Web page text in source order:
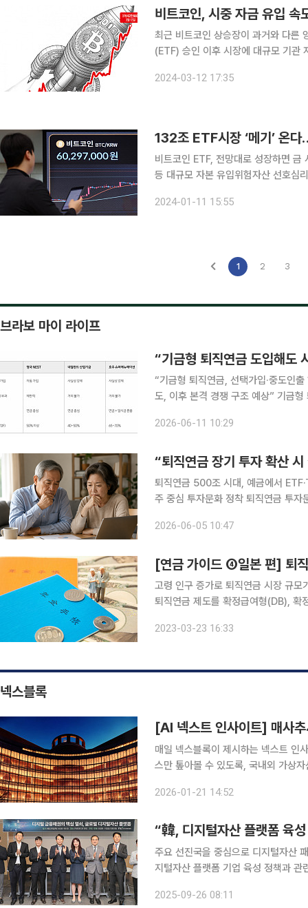
비트코인, 시중 자금 유입
최근 비트코인 상승장이 과거와 다른
(ETF) 승인 이후 시장에 대규모 기관
나온다. 12일 가상자산 업계에 따
2024-03-12 17:35
비트코인 ETF, 전망대로 성장하면
등 대규모 자본 유입위험자산 선호심리 강화…
권) 미국 증권거래위원회(SEC)가
2024-01-11 15:55
1 2 3
브라보 마이 라이프
“기금형 퇴직연금 도입해도
“기금형 퇴직연금, 선택가입·중도인
도, 이후 본격 경쟁 구조 예상” 기금형 퇴직연금이 도입돼도 기존 퇴직연금 시장에 미치는 영향은 제
있는 장치가 빠져 있어 시장이 단기간
2026-06-11 10:29
“퇴직연금 장기 투자 확산
퇴직연금 500조 시대, 예금에서
주 중심 투자문화 정착 퇴직연금 투자문화
전망이 나왔다. 수혜를 볼 수 있다는
2026-06-05 10:47
[연금 가이드 ④일본 편] 퇴
고령 인구 증가로 퇴직연금 시장 규
퇴직연금 제도를 확정급여형(DB), 확
에 방치돼 수익률이 연 1% 수준에 그
2023-03-23 16:33
넥스블록
매일 넥스블록이 제시하는 넥스트
스만 톺아볼 수 있도록, 국내외 가상
시장 플랫폼 칼시(Kalshi)에 대해 스
2026-01-21 14:52
“韓, 디지털자산 플랫폼 육
주요 선진국을 중심으로 디지털자산
지털자산 플랫폼 기업 육성 정책과 관련 제
금융패권의 핵심 열쇠, 글로벌 디지털
2025-09-26 08:11